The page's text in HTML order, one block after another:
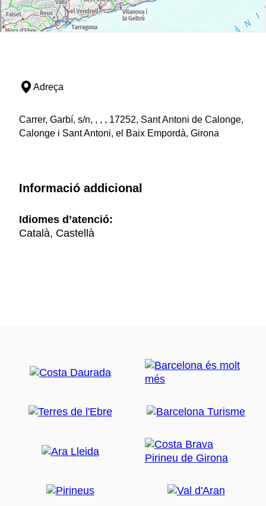
Adreça
Carrer, Garbí, s/n, , , , 17252, Sant Antoni de Calonge,
Calonge i Sant Antoni, el Baix Empordà, Girona
Informació addicional
Idiomes d’atenció:
Català, Castellà